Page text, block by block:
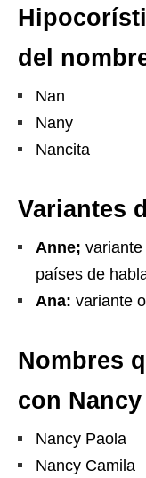
del
Nan
Nany
Nancita
Variantes
Anne;
países de
Ana: variante
Nombres
con Nancy
Nancy Paola
Nancy Camila